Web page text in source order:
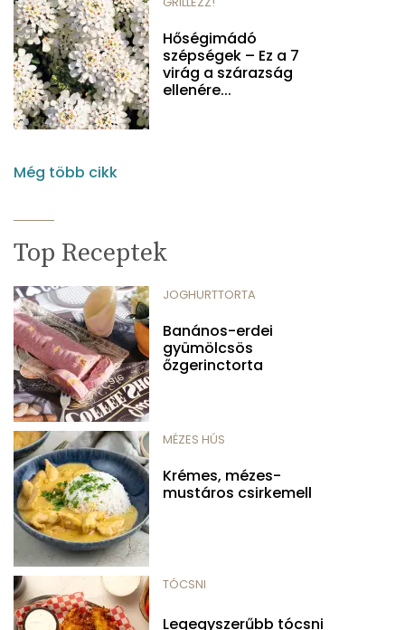
Hőségimádó
szépségek – Ez a 7
virág a szárazság
ellenére...
Még több cikk
Top Receptek
JOGHURTTORTA
Banános-erdei
gyümölcsös
őzgerinctorta
MÉZES HÚS
Krémes, mézes-
mustáros csirkemell
TÓCSNI
Legegyszerűbb tócsni